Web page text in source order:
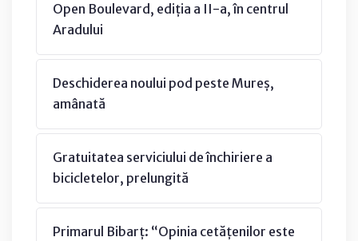
Open Boulevard, ediția a II-a, în centrul
Aradului
Deschiderea noului pod peste Mureș,
amânată
Gratuitatea serviciului de închiriere a
bicicletelor, prelungită
Primarul Bibarț: “Opinia cetățenilor este